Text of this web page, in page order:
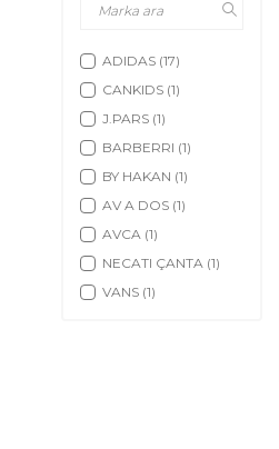
ADIDAS (17)
CANKIDS (1)
J.PARS (1)
BARBERRI (1)
BY HAKAN (1)
AV A DOS (1)
AVCA (1)
NECATI ÇANTA (1)
VANS (1)